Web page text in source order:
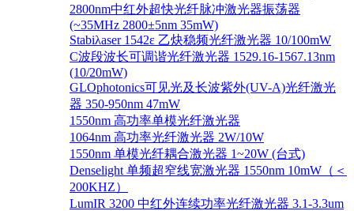
2800nm中红外超快光纤脉冲激光器振荡器
(~35MHz 2800±5nm 35mW)
Stabiλaser 1542ε 乙炔稳频光纤激光器 10/100mW
C波段波长可调谐光纤激光器 1529.16-1567.13nm
(10/20mW)
GLOphotonics可见光及长波紫外(UV-A)光纤激光
器 350-950nm 47mW
1550nm 高功率单模光纤激光器
1064nm 高功率光纤激光器 2W/10W
1550nm 单模光纤耦合激光器 1~20W (台式)
Denselight 单频超窄线宽激光器 1550nm 10mW（＜
200KHZ）
LumIR 3200 中红外连续功率光纤激光器 3.1-3.3um